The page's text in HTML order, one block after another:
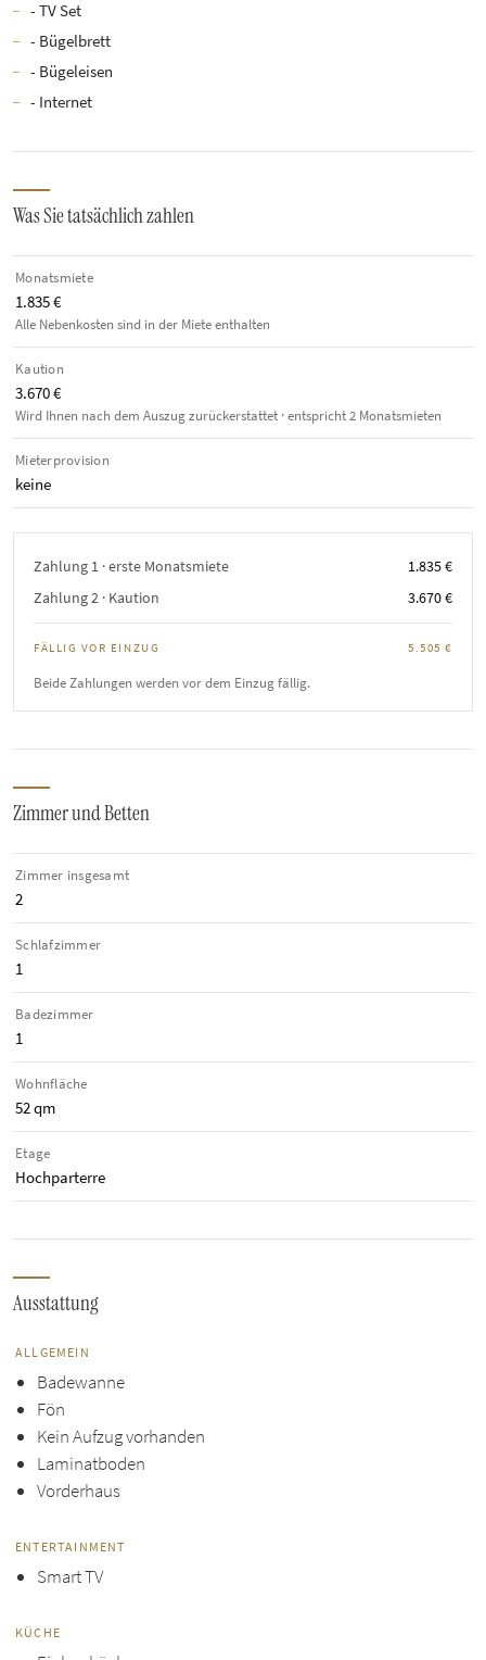
- TV Set
- Bügelbrett
- Bügeleisen
- Internet
Was Sie tatsächlich zahlen
Monatsmiete
1.835 €
Alle Nebenkosten sind in der Miete enthalten
Kaution
3.670 €
Wird Ihnen nach dem Auszug zurückerstattet · entspricht 2 Monatsmieten
Mieterprovision
keine
Zahlung 1 · erste Monatsmiete
1.835 €
Zahlung 2 · Kaution
3.670 €
FÄLLIG VOR EINZUG 5.505 €
Beide Zahlungen werden vor dem Einzug fällig.
Zimmer und Betten
Zimmer insgesamt
2
Schlafzimmer
1
Badezimmer
1
Wohnfläche
52 qm
Etage
Hochparterre
Ausstattung
ALLGEMEIN
Badewanne
Fön
Kein Aufzug vorhanden
Laminatboden
Vorderhaus
ENTERTAINMENT
Smart TV
KÜCHE